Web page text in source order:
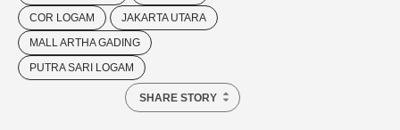
COR LOGAM
JAKARTA UTARA
MALL ARTHA GADING
PUTRA SARI LOGAM
SHARE STORY